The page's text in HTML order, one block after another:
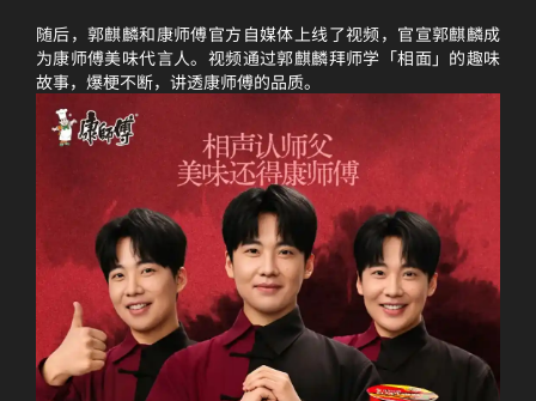
随后，郭麒麟和康师傅官方自媒体上线了视频，官宣郭麒麟成
为康师傅美味代言人。视频通过郭麒麟拜师学「相面」的趣味
故事，爆梗不断，讲透康师傅的品质。